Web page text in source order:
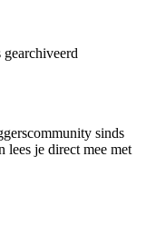
gearchiveerd
sinds
lees je direct mee met